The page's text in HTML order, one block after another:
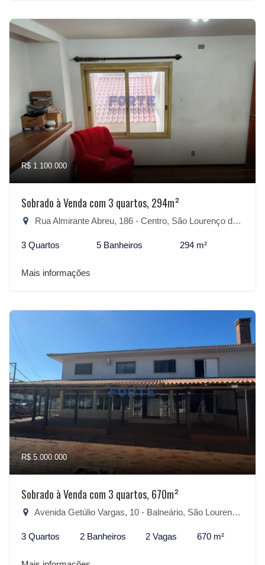
R$ 1.100.000
Sobrado à Venda com 3 quartos, 294m²
Rua Almirante Abreu, 186 - Centro, São Lourenço do Sul-RS
3 Quartos 5 Banheiros 294 m²
Mais informações
R$ 5.000.000
Sobrado à Venda com 3 quartos, 670m²
Avenida Getúlio Vargas, 10 - Balneário, São Lourenço do Sul-RS
3 Quartos 2 Banheiros 2 Vagas 670 m²